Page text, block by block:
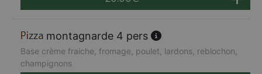
montagnarde 4 pers
Base crème fraiche, fromage, poulet, lardons, reblochon,
champignons